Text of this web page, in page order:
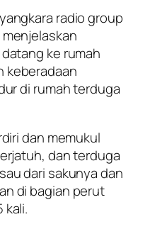
radio group
ke rumah
keberadaan
di rumah terduga
dan memukul
dan terduga
dari sakunya dan
di bagian perut
kali.